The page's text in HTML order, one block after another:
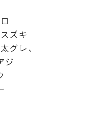
ズキ
グレ、
ジ